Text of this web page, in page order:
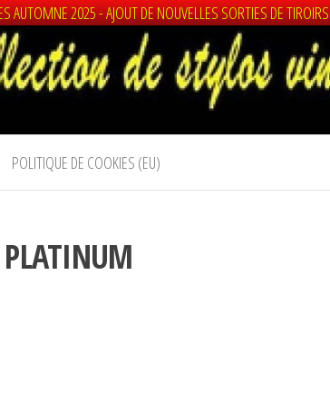
AUTOMNE 2025 - AJOUT DE NOUVELLES SORTIES DE TIROIRS
POLITIQUE DE COOKIES (EU)
PLATINUM